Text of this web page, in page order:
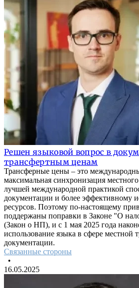
Решен языковой вопрос в
трансфертным ценам
Трансферные цены – это
максимальная синхронизация
лучшей международной практикой
документации и более эффективному
ресурсов. Поэтому по-настоящему
поддержаны поправки в Законе "О
(Закон о НП), и с 1 мая 2025 года
использование языка в сфере местной
документации.
Связанные стороны
•
16.05.2025